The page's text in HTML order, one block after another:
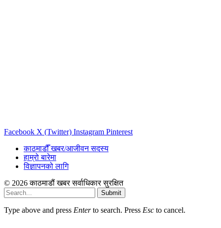
Facebook X (Twitter) Instagram Pinterest
काठमाडौँ खबर/आजीवन सदस्य
हाम्रो बारेमा
विज्ञापनको लागि
© 2026 काठमाडौं खबर सर्वाधिकार सुरक्षित
Submit
Type above and press Enterto search. Press Esc to cancel.